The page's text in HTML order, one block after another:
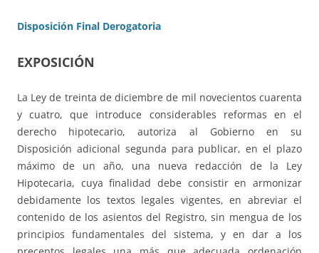
Disposición Final Derogatoria
EXPOSICIÓN
La Ley de treinta de diciembre de mil novecientos cuarenta
y cuatro, que introduce considerables reformas en el
derecho hipotecario, autoriza al Gobierno en su
Disposición adicional segunda para publicar, en el plazo
máximo de un año, una nueva redacción de la Ley
Hipotecaria, cuya finalidad debe consistir en armonizar
debidamente los textos legales vigentes, en abreviar el
contenido de los asientos del Registro, sin mengua de los
principios fundamentales del sistema, y en dar a los